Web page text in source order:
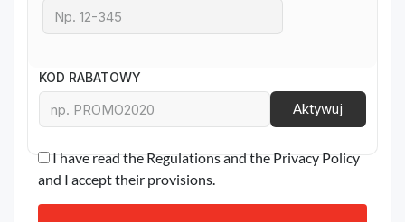
KOD RABATOWY
Aktywuj
I have read the Regulations and the Privacy Policy
and I accept their provisions.